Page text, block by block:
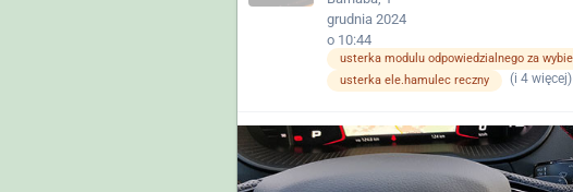
grudnia 2024
o 10:44
usterka ele.hamulec reczny
(i 4 więcej)